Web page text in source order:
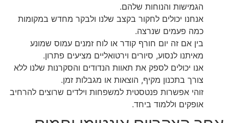
הגמישות והנוחות שלהם.
אנחנו יכולים לחקור בקצב שלנו ולבקר מחדש במקומות
כמה פעמים שנרצה.
בין אם זה יום חורף קודר או לוח זמנים עמוס שמונע
מאיתנו לנסוע, סיורים וירטואליים מציעים פתרון.
אנו יכולים לספק את תאוות הנדודים והסקרנות שלנו ללא
צורך בתכנון מקיף, הוצאות או מגבלות זמן.
זוהי אפשרות פנטסטית למשפחות וילדים שרוצים להרחיב
אופקים וללמוד ביחד.